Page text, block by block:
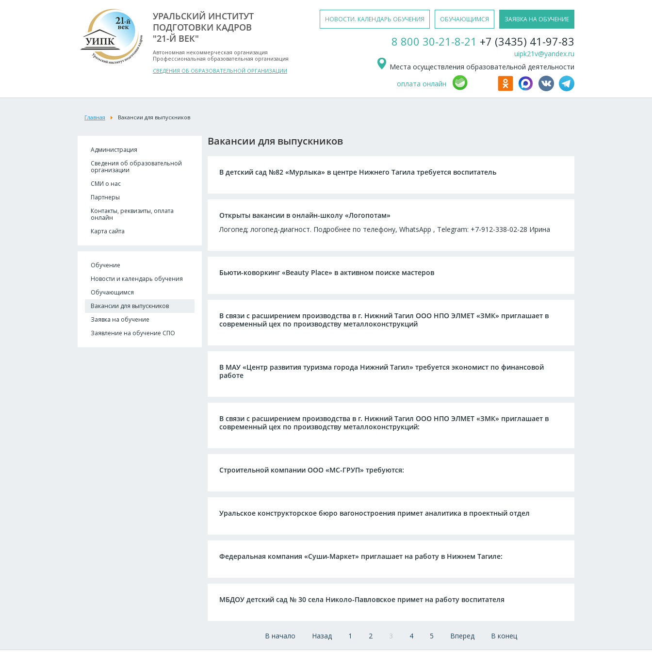
УРАЛЬСКИЙ ИНСТИТУТ
ПОДГОТОВКИ КАДРОВ
"21-Й ВЕК"
Автономная некоммерческая организация
Профессиональная образовательная организация
СВЕДЕНИЯ ОБ ОБРАЗОВАТЕЛЬНОЙ ОРГАНИЗАЦИИ
ЗАЯВКА НА ОБУЧЕНИЕ
ОБУЧАЮЩИМСЯ
НОВОСТИ. КАЛЕНДАРЬ ОБУЧЕНИЯ
8 800 30-21-8-21 +7 (3435) 41-97-83
uipk21v@yandex.ru
Места осуществления образовательной деятельности
оплата онлайн
Главная Вакансии для выпускников
Администрация
Сведения об образовательной
организации
СМИ о нас
Партнеры
Контакты, реквизиты, оплата
онлайн
Карта сайта
Обучение
Новости и календарь обучения
Обучающимся
Вакансии для выпускников
Заявка на обучение
Заявление на обучение СПО
Вакансии для выпускников
В детский сад №82 «Мурлыка» в центре Нижнего Тагила требуется воспитатель
Открыты вакансии в онлайн-школу «Логопотам»
Логопед; логопед-диагност. Подробнее по телефону, WhatsApp , Telegram: +7-912-338-02-28 Ирина
Бьюти-коворкинг «Вeauty Place» в активном поиске мастеров
В связи с расширением производства в г. Нижний Тагил ООО НПО ЭЛМЕТ «ЗМК» приглашает в
современный цех по производству металлоконструкций
В МАУ «Центр развития туризма города Нижний Тагил» требуется экономист по финансовой
работе
В связи с расширением производства в г. Нижний Тагил ООО НПО ЭЛМЕТ «ЗМК» приглашает в
современный цех по производству металлоконструкций:
Строительной компании ООО «МС-ГРУП» требуются:
Уральское конструкторское бюро вагоностроения примет аналитика в проектный отдел
Федeрaльная кoмпания «Суши-Маркет» приглашает на работу в Нижнем Тагиле:
МБДОУ детский сад № 30 села Николо-Павловское примет на работу воспитателя
В начало Назад 1 2 3 4 5 Вперед В конец